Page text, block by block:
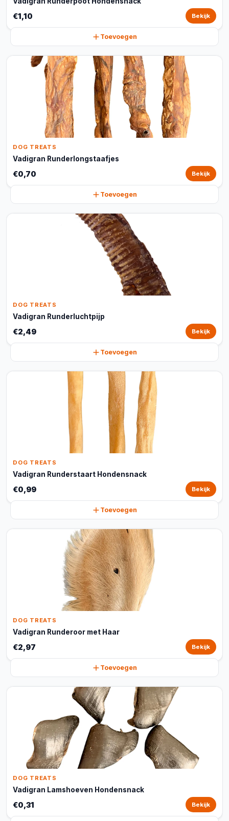
€1,10 Bekijk
Toevoegen
DOG TREATS
Vadigran Runderlongstaafjes
€0,70 Bekijk
Toevoegen
DOG TREATS
Vadigran Runderluchtpijp
€2,49 Bekijk
Toevoegen
DOG TREATS
Vadigran Runderstaart Hondensnack
€0,99 Bekijk
Toevoegen
DOG TREATS
Vadigran Runderoor met Haar
€2,97 Bekijk
Toevoegen
DOG TREATS
Vadigran Lamshoeven Hondensnack
€0,31 Bekijk